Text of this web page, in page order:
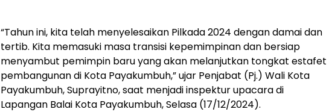
“Tahun ini, kita telah menyelesaikan Pilkada 2024 dengan damai dan
tertib. Kita memasuki masa transisi kepemimpinan dan bersiap
menyambut pemimpin baru yang akan melanjutkan tongkat estafet
pembangunan di Kota Payakumbuh,” ujar Penjabat (Pj.) Wali Kota
Payakumbuh, Suprayitno, saat menjadi inspektur upacara di
Lapangan Balai Kota Payakumbuh, Selasa (17/12/2024).